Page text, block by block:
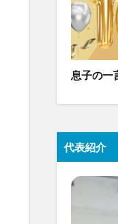
息子の一
代表紹介